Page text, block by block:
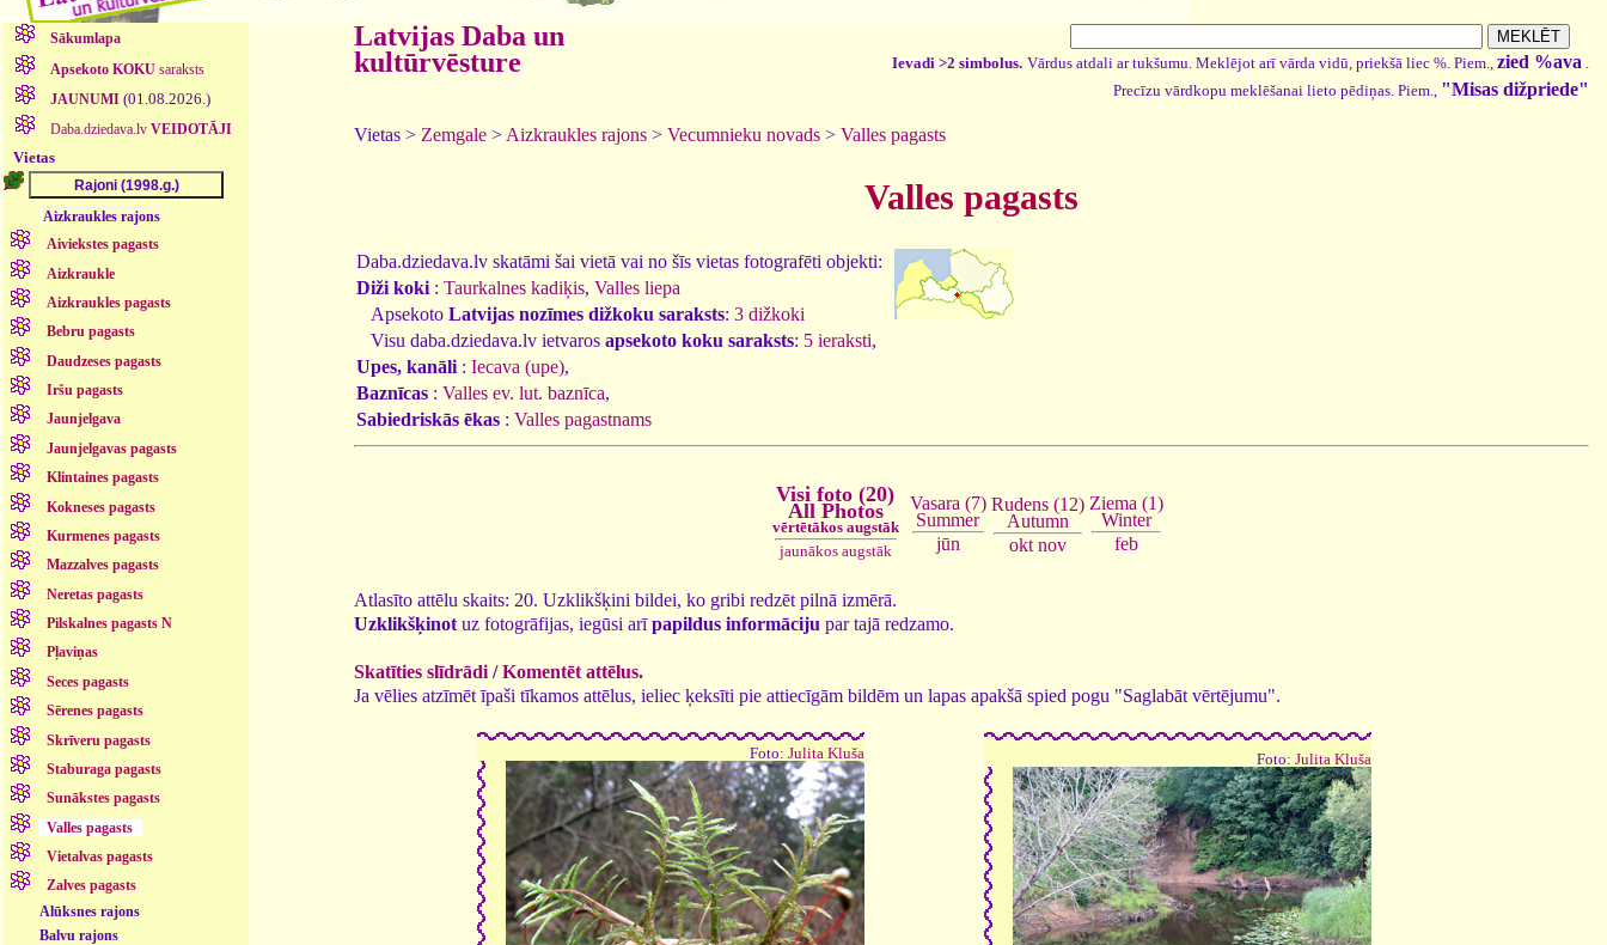
Sākumlapa
Apsekoto KOKUsaraksts
JAUNUMI (01.08.2026.)
Daba.dziedava.lv VEIDOTĀJI
Vietas
Aizkraukles rajons
Aiviekstes pagasts
Aizkraukle
Aizkraukles pagasts
Bebru pagasts
Daudzeses pagasts
Iršu pagasts
Jaunjelgava
Jaunjelgavas pagasts
Klintaines pagasts
Kokneses pagasts
Kurmenes pagasts
Mazzalves pagasts
Neretas pagasts
Pilskalnes pagasts N
Pļaviņas
Seces pagasts
Sērenes pagasts
Skrīveru pagasts
Staburaga pagasts
Sunākstes pagasts
Valles pagasts
Vietalvas pagasts
Zalves pagasts
Alūksnes rajons
Balvu rajons
Latvijas Daba un
kultūrvēsture
Ievadi >2 simbolus. Vārdus atdali ar tukšumu. Meklējot arī vārda vidū, priekšā liec %. Piem., zied %ava .
Precīzu vārdkopu meklēšanai lieto pēdiņas. Piem., "Misas dižpriede"
Vietas > Zemgale > Aizkraukles rajons > Vecumnieku novads > Valles pagasts
Valles pagasts
Daba.dziedava.lv skatāmi šai vietā vai no šīs vietas fotografēti objekti:
Diži koki : Taurkalnes kadiķis, Valles liepa
Apsekoto Latvijas nozīmes dižkoku saraksts: 3 dižkoki
Visu daba.dziedava.lv ietvaros apsekoto koku saraksts: 5 ieraksti,
Upes, kanāli : Iecava (upe),
Baznīcas : Valles ev. lut. baznīca,
Sabiedriskās ēkas : Valles pagastnams
Visi foto (20)
All Photos
vērtētākos augstāk
jaunākos augstāk
Vasara (7)
Summer
jūn
Rudens (12)
Autumn
okt nov
Ziema (1)
Winter
feb
Atlasīto attēlu skaits: 20. Uzklikšķini bildei, ko gribi redzēt pilnā izmērā.
Uzklikšķinot uz fotogrāfijas, iegūsi arīpapildus informāciju par tajā redzamo.
Skatīties slīdrādi /Komentēt attēlus.
Ja vēlies atzīmēt īpaši tīkamos attēlus, ieliec ķeksīti pie attiecīgām bildēm un lapas apakšā spied pogu "Saglabāt vērtējumu".
Foto: Julita Kluša Foto: Julita Kluša